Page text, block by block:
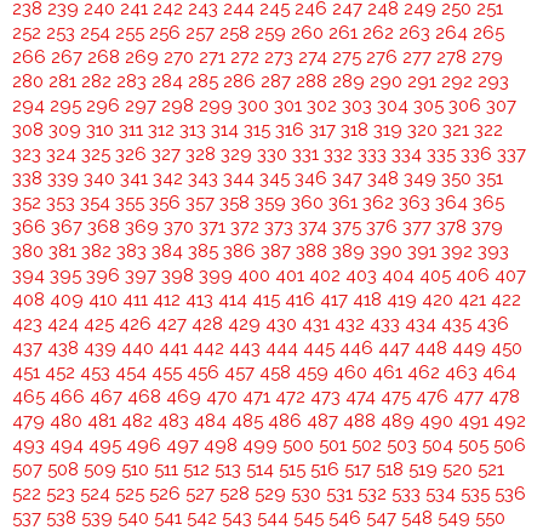
238 239 240 241 242 243 244 245 246 247 248 249 250 251
252 253 254 255 256 257 258 259 260 261 262 263 264 265
266 267 268 269 270 271 272 273 274 275 276 277 278 279
280 281 282 283 284 285 286 287 288 289 290 291 292 293
294 295 296 297 298 299 300 301 302 303 304 305 306 307
308 309 310 311 312 313 314 315 316 317 318 319 320 321 322
323 324 325 326 327 328 329 330 331 332 333 334 335 336 337
338 339 340 341 342 343 344 345 346 347 348 349 350 351
352 353 354 355 356 357 358 359 360 361 362 363 364 365
366 367 368 369 370 371 372 373 374 375 376 377 378 379
380 381 382 383 384 385 386 387 388 389 390 391 392 393
394 395 396 397 398 399 400 401 402 403 404 405 406 407
408 409 410 411 412 413 414 415 416 417 418 419 420 421 422
423 424 425 426 427 428 429 430 431 432 433 434 435 436
437 438 439 440 441 442 443 444 445 446 447 448 449 450
451 452 453 454 455 456 457 458 459 460 461 462 463 464
465 466 467 468 469 470 471 472 473 474 475 476 477 478
479 480 481 482 483 484 485 486 487 488 489 490 491 492
493 494 495 496 497 498 499 500 501 502 503 504 505 506
507 508 509 510 511 512 513 514 515 516 517 518 519 520 521
522 523 524 525 526 527 528 529 530 531 532 533 534 535 536
537 538 539 540 541 542 543 544 545 546 547 548 549 550